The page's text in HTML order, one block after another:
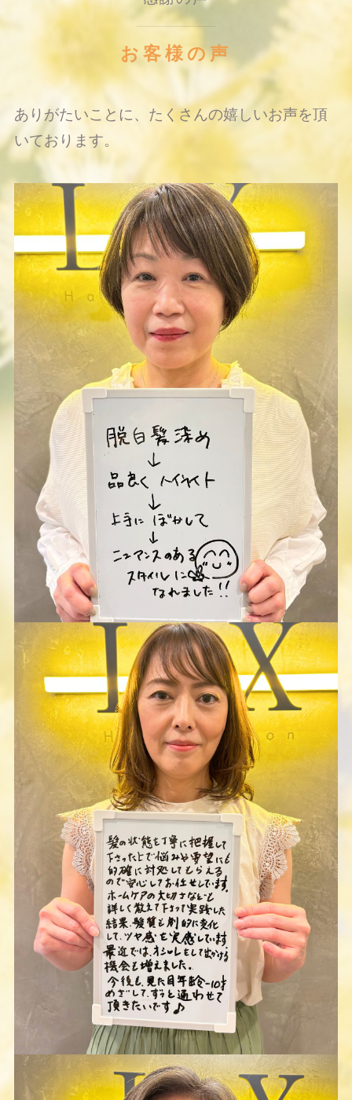
お客様の声
ありがたいことに、たくさんの嬉しいお声を頂
いております。